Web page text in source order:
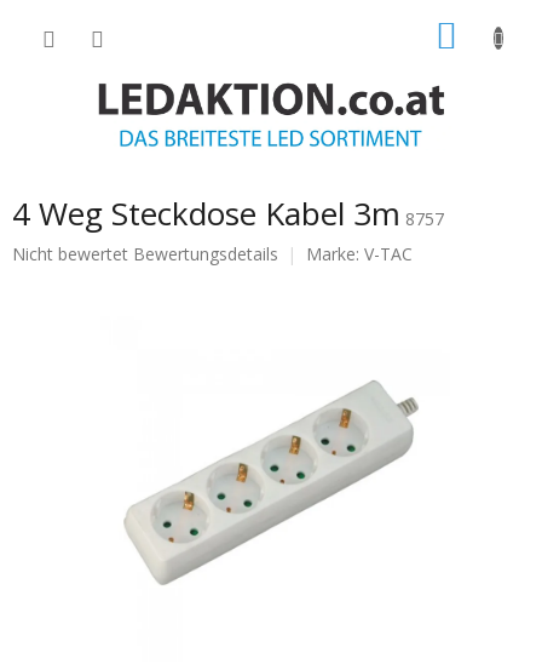
4 Weg Steckdose Kabel 3m 8757
Die
Nicht bewertet Bewertungsdetails Marke: V-TAC